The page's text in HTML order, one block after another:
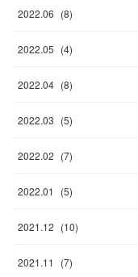
2022.06 (8)
2022.05 (4)
2022.04 (8)
2022.03 (5)
2022.02 (7)
2022.01 (5)
2021.12 (10)
2021.11 (7)